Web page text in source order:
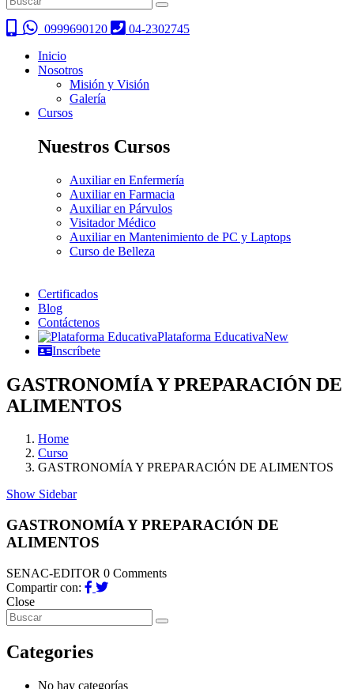
0999690120
04-2302745
Inicio
Nosotros
Misión y Visión
Galería
Cursos
Nuestros Cursos
Auxiliar en Enfermería
Auxiliar en Farmacia
Auxiliar en Párvulos
Visitador Médico
Auxiliar en Mantenimiento de PC y Laptops
Curso de Belleza
Certificados
Blog
Contáctenos
Plataforma EducativaNew
Inscríbete
GASTRONOMÍA Y PREPARACIÓN DE
ALIMENTOS
Home
Curso
GASTRONOMÍA Y PREPARACIÓN DE ALIMENTOS
Show Sidebar
GASTRONOMÍA Y PREPARACIÓN DE
ALIMENTOS
SENAC-EDITOR 0 Comments
Compartir con:
Close
Categories
No hay categorías